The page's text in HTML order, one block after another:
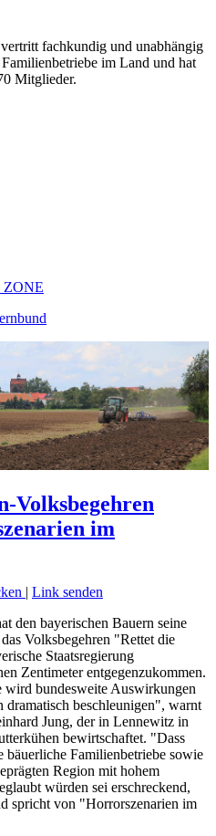
fachkundig und unabhängig
im Land und hat
Mitglieder.
ZONE
Volksbegehren
im
| Link senden
den bayerischen Bauern seine
Volksbegehren "Rettet die
Staatsregierung
Zentimeter entgegenzukommen.
bundesweite Auswirkungen
dramatisch beschleunigen", warnt
Jung, der in Lennewitz in
bewirtschaftet. "Dass
bäuerliche Familienbetriebe sowie
Region mit hohem
würden sei erschreckend,
spricht von "Horrorszenarien im